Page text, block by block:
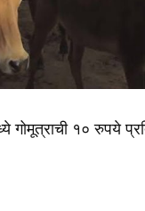
गोमूत्राची १० रुपये